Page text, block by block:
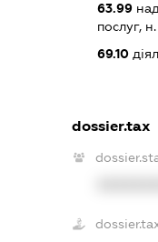
63.99
послуг, н.
69.10
dossier.tax